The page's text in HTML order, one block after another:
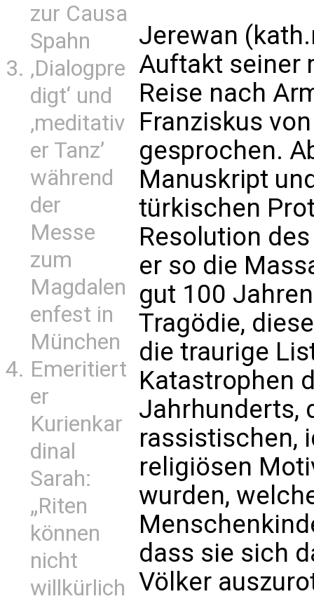
zur Causa
Spahn
‚Dialogpre
digt‘ und
‚meditativ
er Tanz’
während
der
Messe
zum
Magdalen
enfest in
München
Emeritiert
er
Kurienkar
dinal
Sarah:
„Riten
können
nicht
willkürlich
Jerewan
Auftakt seiner
Reise nach
Franziskus
gesprochen.
Manuskript
türkischen
Resolution
er so die
gut 100
Tragödie,
die traurige
Katastrophen
Jahrhunderts,
rassistischen,
religiösen
wurden,
dass sie sich
Völker